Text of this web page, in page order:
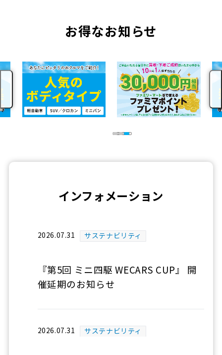
お得なお知らせ
インフォメーション
2026.07.31 サステナビリティ
『第5回 ミニ四駆 WECARS CUP』 開
催延期のお知らせ
2026.07.31 サステナビリティ